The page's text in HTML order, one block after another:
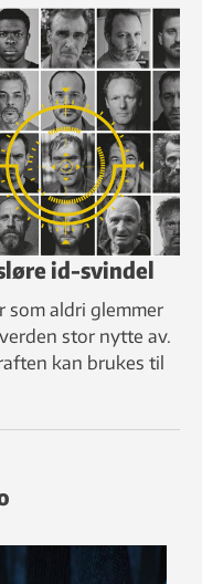
id-svindel
som aldri glemmer
stor nytte av.
kan brukes til